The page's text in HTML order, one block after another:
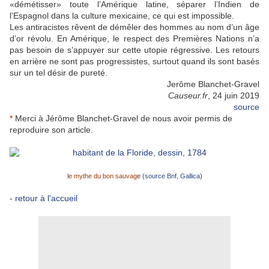
«démétisser» toute l’Amérique latine, séparer l’Indien de
l’Espagnol dans la culture mexicaine, ce qui est impossible.
Les antiracistes rêvent de démêler des hommes au nom d’un âge
d’or révolu. En Amérique, le respect des Premières Nations n’a
pas besoin de s’appuyer sur cette utopie régressive. Les retours
en arrière ne sont pas progressistes, surtout quand ils sont basés
sur un tel désir de pureté.
Jerôme Blanchet-Gravel
Causeur.fr , 24 juin 2019
source
* Merci à Jérôme Blanchet-Gravel de nous avoir permis de
reproduire son article.
le mythe du bon sauvage(source Bnf, Gallica)
- retour à l'accueil